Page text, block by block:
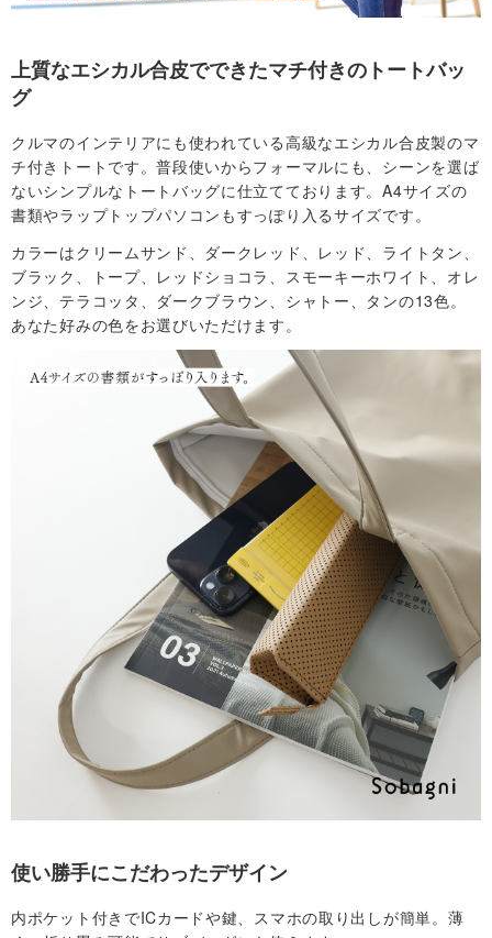
要
・
規
約
お
ン
上質なエシカル合皮でできたマチ付きのトートバッ
グ
クルマのインテリアにも使われている高級なエシカル合皮製のマ
チ付きトートです。普段使いからフォーマルにも、シーンを選ば
ないシンプルなトートバッグに仕立てております。A4サイズの
書類やラップトップパソコンもすっぽり入るサイズです。
カラーはクリームサンド、ダークレッド、レッド、ライトタン、
ブラック、トープ、レッドショコラ、スモーキーホワイト、オレ
ンジ、テラコッタ、ダークブラウン、シャトー、タンの13色。
あなた好みの色をお選びいただけます。
使い勝手にこだわったデザイン
内ポケット付きでICカードや鍵、スマホの取り出しが簡単。薄